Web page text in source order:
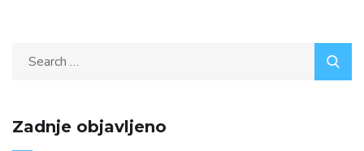
Zadnje objavljeno